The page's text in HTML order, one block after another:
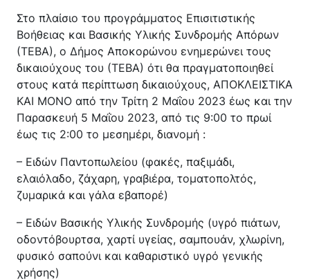
Δήμοσιο Ι.Ε.Κ
Αποκορώνου
ΔΗΜΟΤΙΚΗ ΠΙΝΑΚΟΘΗΚΗ
ΦΡΕ
Κέντρο Κοινότητας
Βοήθεια στο Σπίτι
Λαογραφικό Μουσείο
Γαβολοχωρίου
Στο πλαίσιο του προγράμματος Επισιτιστικής
Βοήθειας και Βασικής Υλικής Συνδρομής Απόρων
(ΤΕΒΑ), ο Δήμος Αποκορώνου ενημερώνει τους
δικαιούχους του (ΤΕΒΑ) ότι θα πραγματοποιηθεί
στους κατά περίπτωση δικαιούχους, ΑΠΟΚΛΕΙΣΤΙΚΑ
ΚΑΙ ΜΟΝΟ από την Τρίτη 2 Μαΐου 2023 έως και την
Παρασκευή 5 Μαΐου 2023, από τις 9:00 το πρωί
έως τις 2:00 το μεσημέρι, διανομή :
– Ειδών Παντοπωλείου (φακές, παξιμάδι,
ελαιόλαδο, ζάχαρη, γραβιέρα, τοματοπολτός,
ζυμαρικά και γάλα εβαπορέ)
– Ειδών Βασικής Υλικής Συνδρομής (υγρό πιάτων,
οδοντόβουρτσα, χαρτί υγείας, σαμπουάν, χλωρίνη,
φυσικό σαπούνι και καθαριστικό υγρό γενικής
χρήσης)